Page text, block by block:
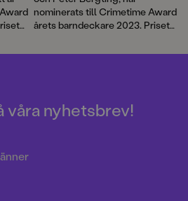
nominerats till Crimetime Award
årets barndeckare 2023. Priset
barnboksförfattare som skriver
våra nyhetsbrev!